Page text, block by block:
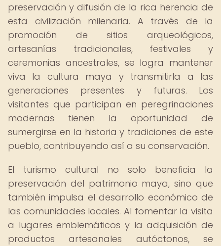
preservación y difusión de la rica herencia de
esta civilización milenaria. A través de la
promoción de sitios arqueológicos,
artesanías tradicionales, festivales y
ceremonias ancestrales, se logra mantener
viva la cultura maya y transmitirla a las
generaciones presentes y futuras. Los
visitantes que participan en peregrinaciones
modernas tienen la oportunidad de
sumergirse en la historia y tradiciones de este
pueblo, contribuyendo así a su conservación.
El turismo cultural no solo beneficia la
preservación del patrimonio maya, sino que
también impulsa el desarrollo económico de
las comunidades locales. Al fomentar la visita
a lugares emblemáticos y la adquisición de
productos artesanales autóctonos, se